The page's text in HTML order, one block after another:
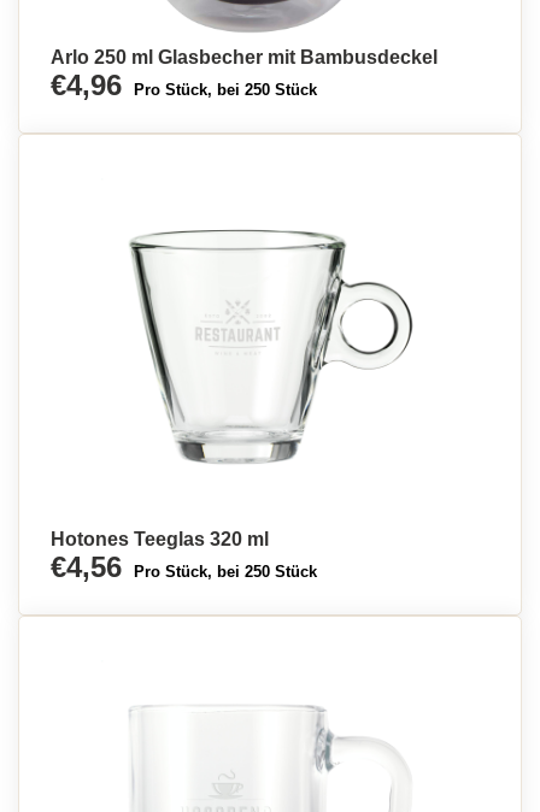
Arlo 250 ml Glasbecher mit Bambusdeckel
€4,96 Pro Stück, bei 250 Stück
Hotones Teeglas 320 ml
€4,56 Pro Stück, bei 250 Stück